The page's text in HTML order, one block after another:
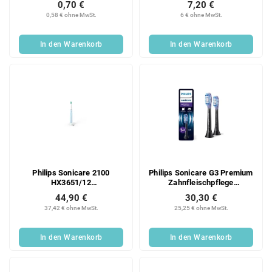
0,58 € ohne MwSt.
0,70 €
In den Warenkorb
6 € ohne MwSt.
7,20 €
In den Warenkorb
Philips Sonicare 2100
HX3651/12
Schallzahnbürste, hellblau,
SmartTimer, QuadPacer, 14
Tage Akkulaufzeit
37,42 € ohne MwSt.
44,90 €
In den Warenkorb
Philips Sonicare G3 Premium
Zahnfleischpflege
HX9052/88 Ersatzkopf, 2
Stück, schwarz, für
Zahnfleisch- und
25,25 € ohne MwSt.
30,30 €
In den Warenkorb